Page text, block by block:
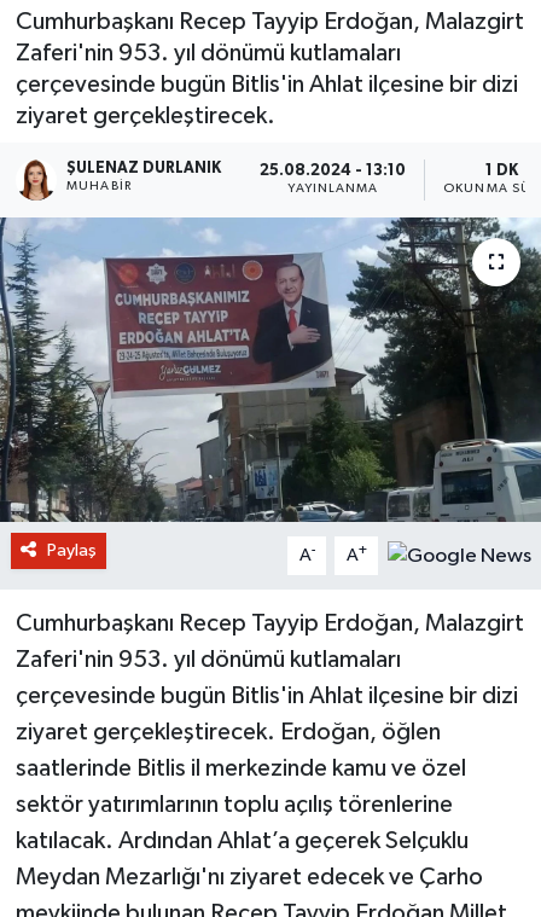
Cumhurbaşkanı Recep Tayyip Erdoğan, Malazgirt
Zaferi'nin 953. yıl dönümü kutlamaları
çerçevesinde bugün Bitlis'in Ahlat ilçesine bir dizi
ziyaret gerçekleştirecek.
ŞULENAZ DURLANIK
MUHABIR
25.08.2024 - 13:10
YAYINLANMA
1 DK
OKUNMA
Paylaş A- A+
Cumhurbaşkanı Recep Tayyip Erdoğan, Malazgirt
Zaferi'nin 953. yıl dönümü kutlamaları
çerçevesinde bugün Bitlis'in Ahlat ilçesine bir dizi
ziyaret gerçekleştirecek. Erdoğan, öğlen
saatlerinde Bitlis il merkezinde kamu ve özel
sektör yatırımlarının toplu açılış törenlerine
katılacak. Ardından Ahlat’a geçerek Selçuklu
Meydan Mezarlığı'nı ziyaret edecek ve Çarho